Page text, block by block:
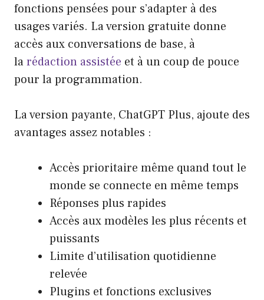
fonctions pensées pour s’adapter à des
usages variés. La version gratuite donne
accès aux conversations de base, à
larédaction assistée et à un coup de pouce
pour la programmation.
La version payante, ChatGPT Plus, ajoute des
avantages assez notables :
Accès prioritaire même quand tout le
monde se connecte en même temps
Réponses plus rapides
Accès aux modèles les plus récents et
puissants
Limite d’utilisation quotidienne
relevée
Plugins et fonctions exclusives